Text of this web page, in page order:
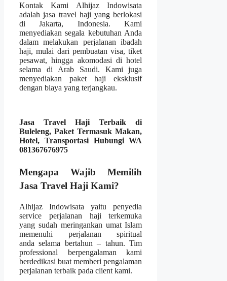
Kontak Kami Alhijaz Indowisata
adalah jasa travel haji yang berlokasi
di Jakarta, Indonesia. Kami
menyediakan segala kebutuhan Anda
dalam melakukan perjalanan ibadah
haji, mulai dari pembuatan visa, tiket
pesawat, hingga akomodasi di hotel
selama di Arab Saudi. Kami juga
menyediakan paket haji eksklusif
dengan biaya yang terjangkau.
Jasa Travel Haji Terbaik di
Buleleng, Paket Termasuk Makan,
Hotel, Transportasi Hubungi WA
081367676975
Mengapa Wajib Memilih
Jasa Travel Haji Kami?
Alhijaz Indowisata yaitu penyedia
service perjalanan haji terkemuka
yang sudah meringankan umat Islam
memenuhi perjalanan spiritual
anda selama bertahun – tahun. Tim
professional berpengalaman kami
berdedikasi buat memberi pengalaman
perjalanan terbaik pada client kami.